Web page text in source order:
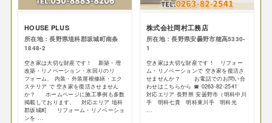
HOUSE PLUS
所在地：長野県埴科郡坂城町南条
1848-2
空き家は大切な財産です！ 新築・増
改築・リノベーション・水回りのリ
フォーム、 内装・外装屋根修繕・エク
ステリア で 空き家を復活させません
か？ ホームページに施工事例も多数
掲載しております。 対応エリア 埴科
郡坂城町 リフォーム・リノベーショ
ンを ...
株式会社岡村工務店
所在地：長野県安曇野市穂高5330-
1
空き家は大切な財産です！ リフォー
ム・リノベーションで 空き家を復活さ
せませんか？ お電話でのお問い合
わせはこちらから ☎ 0263-82-2541
対応エリア 長野県 安曇野市（明科中川
手 明科七貴 明科東川手 明科光
...